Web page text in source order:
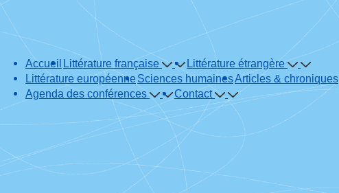
Navigation
Accueil Littérature française
Littérature étrangère
Littérature européenne Sciences humainesArticles & chroniques
Agenda des conférences
Contact